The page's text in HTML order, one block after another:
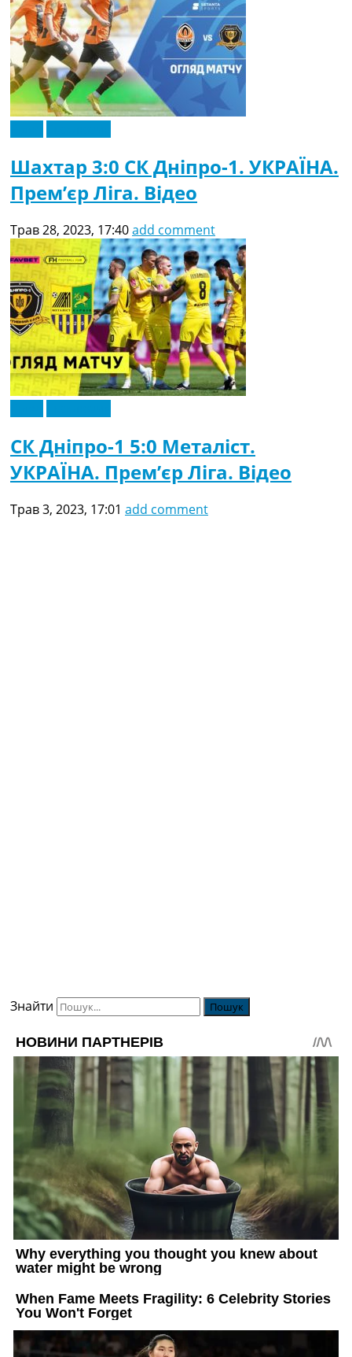
Шахтар 3:0 СК Дніпро-1. УКРАЇНА.
Прем’єр Ліга. Відео
Трав 28, 2023, 17:40add comment
СК Дніпро-1 5:0 Металіст.
УКРАЇНА. Прем’єр Ліга. Відео
Трав 3, 2023, 17:01 add comment
Знайти